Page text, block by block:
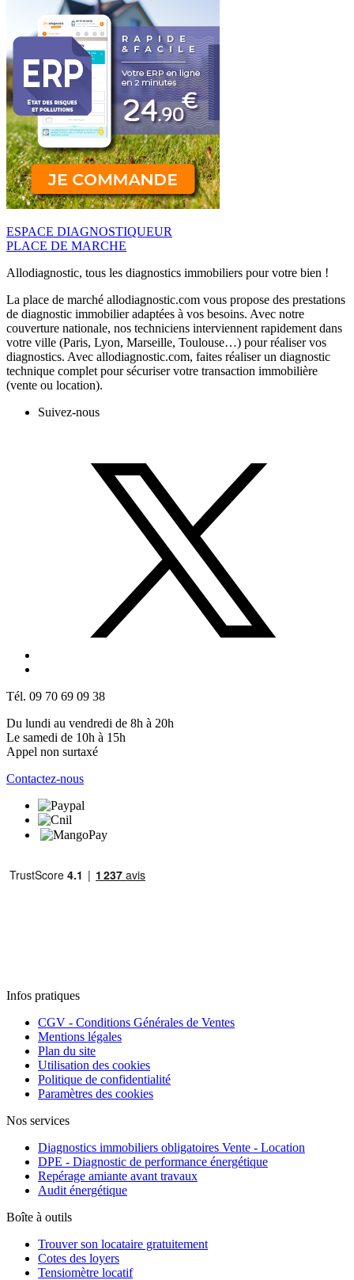
ESPACE DIAGNOSTIQUEUR
PLACE DE MARCHE
Allodiagnostic, tous les diagnostics immobiliers pour votre bien !
La place de marché allodiagnostic.com vous propose des prestations
de diagnostic immobilier adaptées à vos besoins. Avec notre
couverture nationale, nos techniciens interviennent rapidement dans
votre ville (Paris, Lyon, Marseille, Toulouse…) pour réaliser vos
diagnostics. Avec allodiagnostic.com, faites réaliser un diagnostic
technique complet pour sécuriser votre transaction immobilière
(vente ou location).
Suivez-nous
Tél. 09 70 69 09 38
Du lundi au vendredi de 8h à 20h
Le samedi de 10h à 15h
Appel non surtaxé
Contactez-nous
Infos pratiques
CGV - Conditions Générales de Ventes
Mentions légales
Plan du site
Utilisation des cookies
Politique de confidentialité
Paramètres des cookies
Nos services
Diagnostics immobiliers obligatoires Vente - Location
DPE - Diagnostic de performance énergétique
Repérage amiante avant travaux
Audit énergétique
Boîte à outils
Trouver son locataire gratuitement
Cotes des loyers
Tensiomètre locatif